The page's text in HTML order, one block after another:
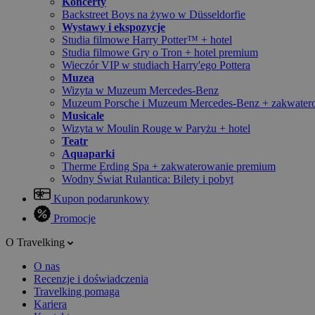
Backstreet Boys na żywo w Düsseldorfie
Wystawy i ekspozycje
Studia filmowe Harry Potter™ + hotel
Studia filmowe Gry o Tron + hotel premium
Wieczór VIP w studiach Harry'ego Pottera
Muzea
Wizyta w Muzeum Mercedes-Benz
Muzeum Porsche i Muzeum Mercedes-Benz +
Musicale
Wizyta w Moulin Rouge w Paryżu + hotel
Teatr
Aquaparki
Therme Erding Spa + zakwaterowanie premium
Wodny Świat Rulantica: Bilety i pobyt
Kupon podarunkowy
Promocje
O Travelking
O nas
Recenzje i doświadczenia
Travelking pomaga
Kariera